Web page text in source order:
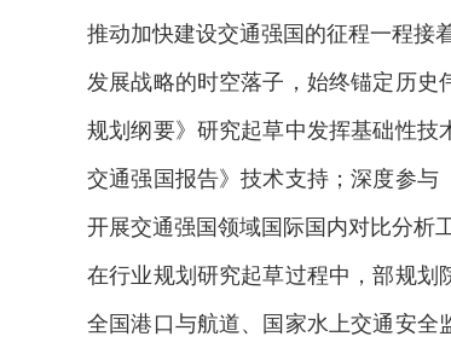
推动加快建设交通强国的征程一程接
发展战略的时空落子，始终锚定历史
规划纲要》研究起草中发挥基础性技
交通强国报告》技术支持；深度参
开展交通强国领域国际国内对比分析工
在行业规划研究起草过程中，部规划
全国港口与航道、国家水上交通安全